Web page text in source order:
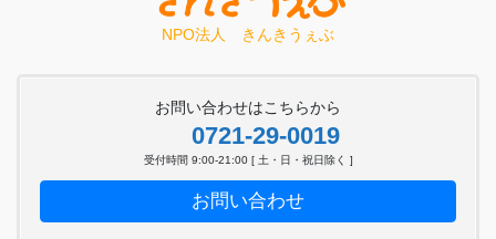
NPO法人 きんきうぇぶ
お問い合わせはこちらから
0721-29-0019
受付時間 9:00-21:00 [ 土・日・祝日除く ]
お問い合わせ